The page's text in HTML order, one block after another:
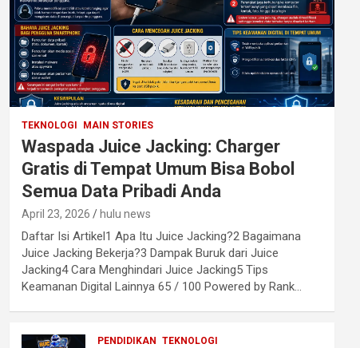
TEKNOLOGI MAIN STORIES
Waspada Juice Jacking: Charger
Gratis di Tempat Umum Bisa Bobol
Semua Data Pribadi Anda
April 23, 2026 hulu news
Daftar Isi Artikel1 Apa Itu Juice Jacking?2 Bagaimana
Juice Jacking Bekerja?3 Dampak Buruk dari Juice
Jacking4 Cara Menghindari Juice Jacking5 Tips
Keamanan Digital Lainnya 65 / 100 Powered by Rank…
PENDIDIKAN TEKNOLOGI